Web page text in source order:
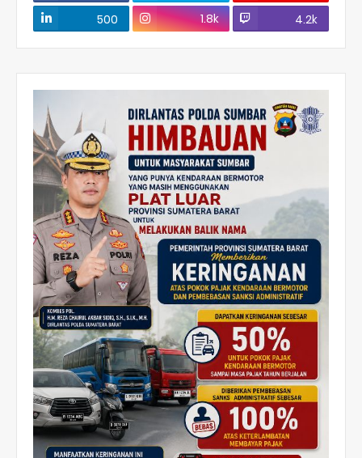
500
1.8k 4.2k